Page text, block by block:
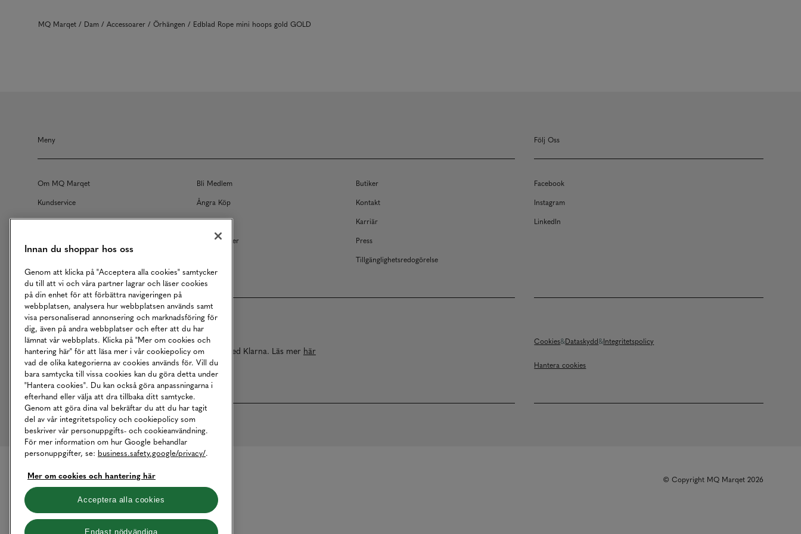
MQ Marqet Dam Accessoarer Örhängen Edblad Rope mini hoops gold GOLD
Meny
Om MQ Marqet Bli Medlem
Butiker
Kundservice
Ångra Köp
Kontakt
Returer
Köpvillkor
Karriär
Våra Tjänster
Press
Tillgänglighetsredogörelse
Följ Oss
Facebook
Instagram
LinkedIn
Betalningar online sköts i samarbete med Klarna. Läs mer här
Cookies Dataskydd Integritetspolicy
Hantera cookies
© Copyright MQ Marqet 2026
Innan du shoppar hos oss
Genom att klicka på "Acceptera alla cookies" samtycker
du till att vi och våra partner lagrar och läser cookies
på din enhet för att förbättra navigeringen på
webbplatsen, analysera hur webbplatsen används samt
visa personaliserad annonsering och marknadsföring för
dig, även på andra webbplatser och efter att du har
lämnat vår webbplats. Klicka på "Mer om cookies och
hantering här" för att läsa mer i vår cookiepolicy om
vad de olika kategorierna av cookies används för. Vill du
bara samtycka till vissa cookies kan du göra detta under
"Hantera cookies". Du kan också göra anpassningarna i
efterhand eller välja att dra tillbaka ditt samtycke.
Genom att göra dina val bekräftar du att du har tagit
del av vår integritetspolicy och cookiepolicy som
beskriver vår personuppgifts- och cookieanvändning.
För mer information om hur Google behandlar
personuppgifter, se: business.safety.google/privacy/.
Mer om cookies och hantering här
Acceptera alla cookies
Endast nödvändiga